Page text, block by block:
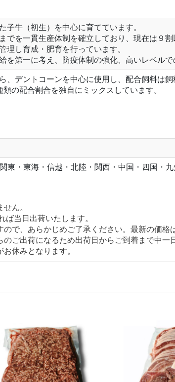
子牛（初生）を中心に育てています。
でを一貫生産体制を確立しており、現在は９割
理し育成・肥育を行っています。
を第一に考え、防疫体制の強化、高いレベルで
、デントコーンを中心に使用し、配合飼料は
の配合割合を独自にミックスしています。
東・東海・信越・北陸・関西・中国・四国・
ん。
当日出荷いたします。
で、あらかじめご了承ください。最新の価格
ご出荷になるため出荷日からご到着まで中一
休みとなります。